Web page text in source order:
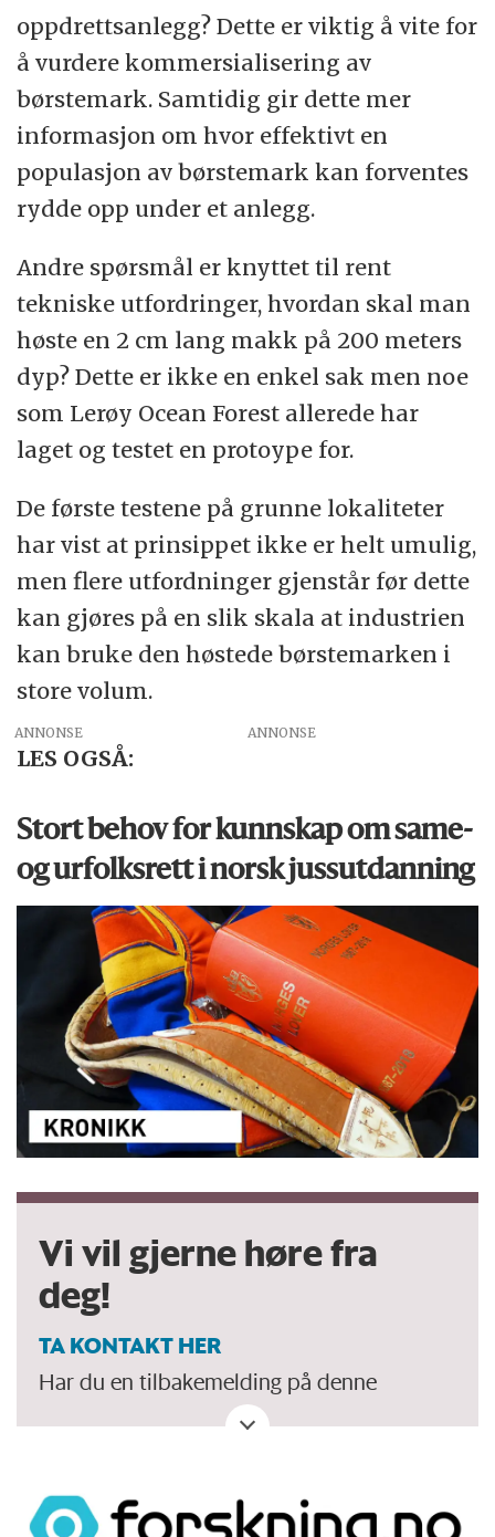
oppdrettsanlegg? Dette er viktig å vite for
å vurdere kommersialisering av
børstemark. Samtidig gir dette mer
informasjon om hvor effektivt en
populasjon av børstemark kan forventes
rydde opp under et anlegg.
Andre spørsmål er knyttet til rent
tekniske utfordringer, hvordan skal man
høste en 2 cm lang makk på 200 meters
dyp? Dette er ikke en enkel sak men noe
som Lerøy Ocean Forest allerede har
laget og testet en protoype for.
De første testene på grunne lokaliteter
har vist at prinsippet ikke er helt umulig,
men flere utfordninger gjenstår før dette
kan gjøres på en slik skala at industrien
kan bruke den høstede børstemarken i
store volum.
ANNONSE
LES OGSÅ:
Stort behov for kunnskap om same-
og urfolksrett i norsk jussutdanning
Vi vil gjerne høre fra
deg!
TA KONTAKT HER
Har du en tilbakemelding på denne
artikkelen. Eller spørsmål, ros eller kritikk?